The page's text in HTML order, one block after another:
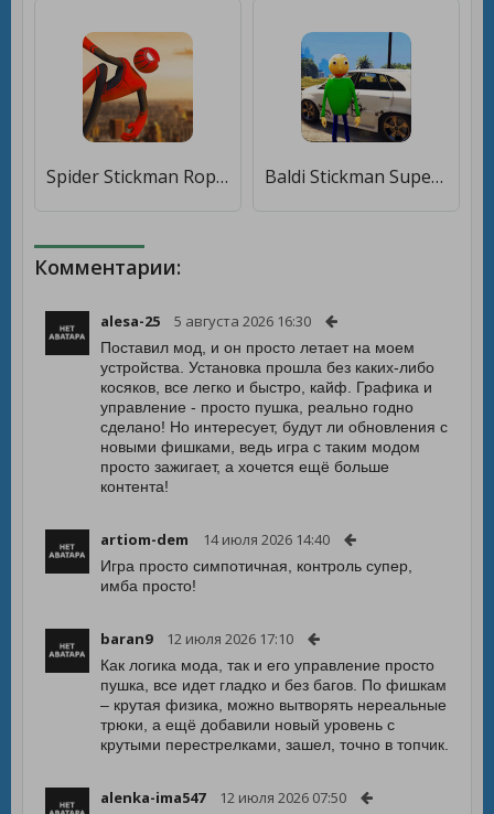
Spider Stickman Rope Hero [Бесплатные покупки] Baldi Stickman Superhero Gangster Crime City Vegas [Бесплатные покупки]
Комментарии:
alesa-25 5 августа 2026 16:30
Поставил мод, и он просто летает на моем
устройства. Установка прошла без каких-либо
косяков, все легко и быстро, кайф. Графика и
управление - просто пушка, реально годно
сделано! Но интересует, будут ли обновления с
новыми фишками, ведь игра с таким модом
просто зажигает, а хочется ещё больше
контента!
artiom-dem 14 июля 2026 14:40
Игра просто симпотичная, контроль супер,
имба просто!
baran9 12 июля 2026 17:10
Как логика мода, так и его управление просто
пушка, все идет гладко и без багов. По фишкам
– крутая физика, можно вытворять нереальные
трюки, а ещё добавили новый уровень с
крутыми перестрелками, зашел, точно в топчик.
alenka-ima547 12 июля 2026 07:50